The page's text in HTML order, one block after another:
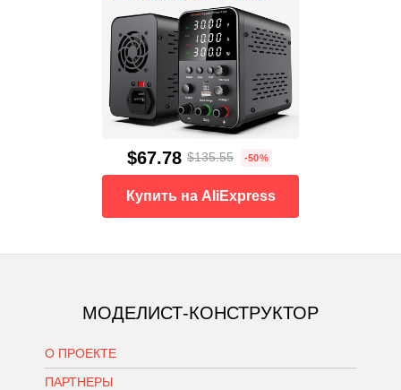
$67.78 $135.55 -50%
Купить на AliExpress
МОДЕЛИСТ-КОНСТРУКТОР
О ПРОЕКТЕ
ПАРТНЕРЫ